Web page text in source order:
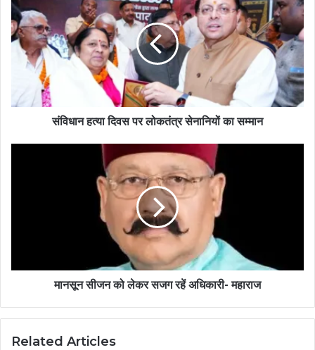
संविधान हत्या दिवस पर लोकतंत्र सेनानियों का सम्मान
मानसून सीजन को लेकर सजग रहें अधिकारी- महाराज
Related Articles